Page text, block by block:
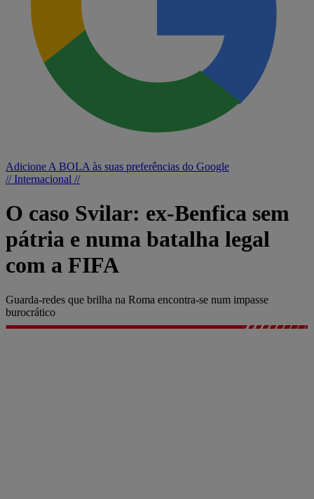
Adicione A BOLA às suas preferências do Google
// Internacional //
O caso Svilar: ex-Benfica sem
pátria e numa batalha legal
com a FIFA
Guarda-redes que brilha na Roma encontra-se num impasse
burocrático